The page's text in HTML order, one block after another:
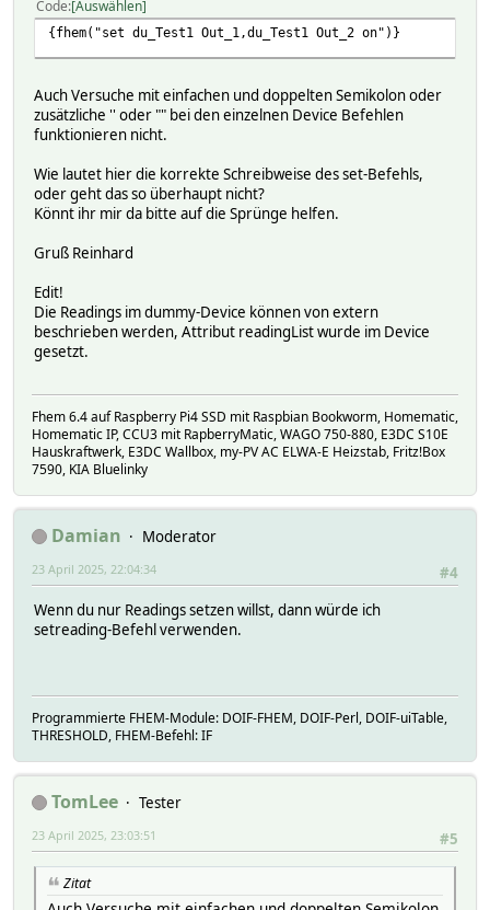
#
}
#
elsif
#
elsif
#
fhem_set("du_Test Out_1 aus");
#
}
#
fhem_set("du_Test Out_1 ein");
#
}
#
elsif
#
}
#
#
}
#
elsif
#
fhem_set("du_Test Out_1 aus");
}
#
# helper:
# event Betriebsart: Aus
# globalinit 1
# last_timer 0
# sleeptimer -1
# triggerDev di_Test
# triggerEvents:
# Betriebsart: Aus
# e_di_Test_Betriebsart: Aus
# e_di_Test_Betriebsart: Aus
# block_01: executed
# hmccu:
# perlblock:
# readings:
# trigger:
# uiState:
Code Auswählen
{fhem("set du_Test1 Out_1,du_Test1 Out_2 on")}
Auch Versuche mit einfachen und doppelten Semikolon oder
zusätzliche '' oder "" bei den einzelnen Device Befehlen
funktionieren nicht.
Wie lautet hier die korrekte Schreibweise des set-Befehls,
oder geht das so überhaupt nicht?
Könnt ihr mir da bitte auf die Sprünge helfen.
Gruß Reinhard
Edit!
Die Readings im dummy-Device können von extern
beschrieben werden, Attribut readingList wurde im Device
gesetzt.
Fhem 6.4 auf Raspberry Pi4 SSD mit Raspbian Bookworm, Homematic,
Homematic IP, CCU3 mit RapberryMatic, WAGO 750-880, E3DC S10E
Hauskraftwerk, E3DC Wallbox, my-PV AC ELWA-E Heizstab, Fritz!Box
7590, KIA Bluelinky
Damian
Moderator
#4
23 April 2025, 22:04:34
Wenn du nur Readings setzen willst, dann würde ich
setreading-Befehl verwenden.
Programmierte FHEM-Module: DOIF-FHEM, DOIF-Perl, DOIF-uiTable,
THRESHOLD, FHEM-Befehl: IF
TomLee
Tester
#5
23 April 2025, 23:03:51
Zitat